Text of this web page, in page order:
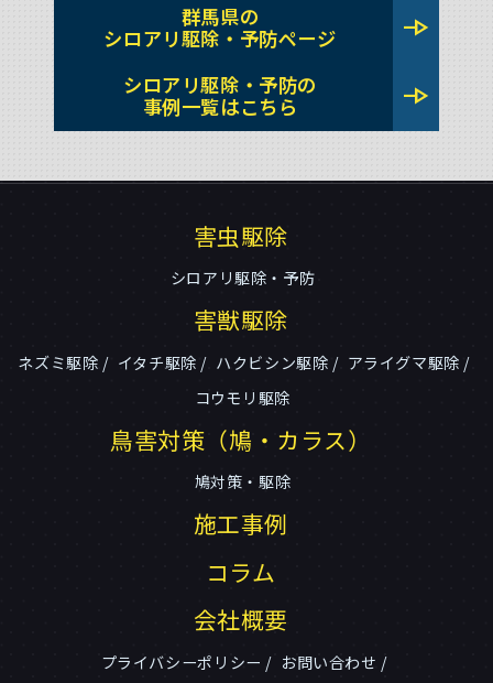
群馬県の
シロアリ駆除・予防ページ
line_end_arrow
シロアリ駆除・予防の
事例一覧はこちら
line_end_arrow
害虫駆除
シロアリ駆除・予防
害獣駆除
ネズミ駆除 イタチ駆除 ハクビシン駆除
アライグマ駆除
コウモリ駆除
鳥害対策（鳩・カラス）
鳩対策・駆除
施工事例
コラム
会社概要
プライバシーポリシー お問い合わせ